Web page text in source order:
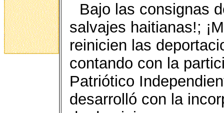
Bajo las consignas
salvajes haitianas!;
reinicien las
contando con la
Patriótico
desarrolló con la